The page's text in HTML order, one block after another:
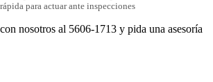
para actuar ante inspecciones
nosotros al 5606-1713 y pida una asesoría